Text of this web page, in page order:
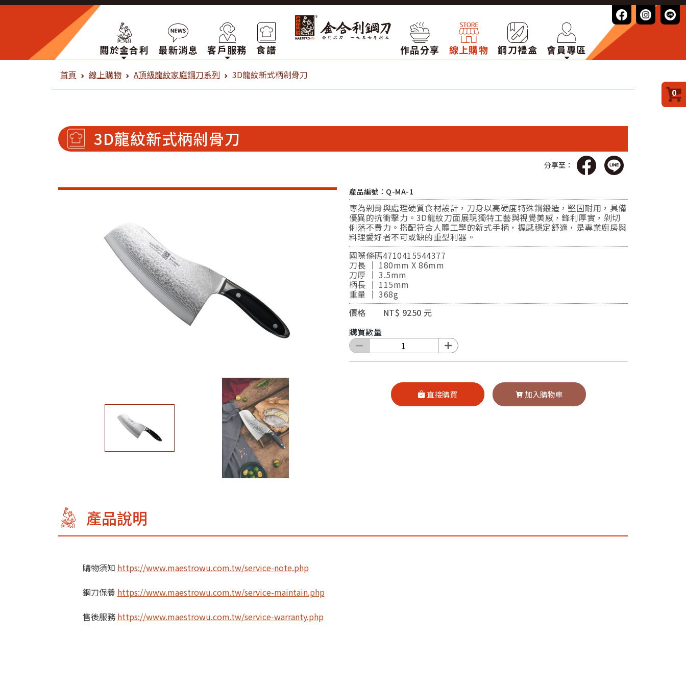
關於金合利 最新消息 客戶服務 食譜 作品分享 線上購物 鋼刀禮盒 會員專區
0
金合利鋼刀 線上購物
首頁 線上購物 A頂級龍紋家庭鋼刀系列 3D龍紋新式柄剁骨刀
3D龍紋新式柄剁骨刀
分享至：
產品編號：Q-MA-1
專為剁骨與處理硬質食材設計，刀身以高硬度特殊鋼鍛造，堅固耐用，具備
優異的抗衝擊力。3D龍紋刀面展現獨特工藝與視覺美感，鋒利厚實，剁切
俐落不費力。搭配符合人體工學的新式手柄，握感穩定舒適，是專業廚房與
料理愛好者不可或缺的重型利器。
國際條碼4710415544377
刀長 ｜ 180mm X 86mm
刀厚 ｜ 3.5mm
柄長 ｜ 115mm
重量 ｜ 368g
價格 NT$ 9250 元
購買數量
直接購買 加入購物車
產品說明
購物須知 https://www.maestrowu.com.tw/service-note.php
鋼刀保養 https://www.maestrowu.com.tw/service-maintain.php
售後服務 https://www.maestrowu.com.tw/service-warranty.php